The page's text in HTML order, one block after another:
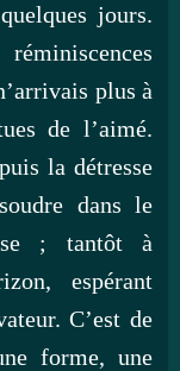
jours.
plus à
de l’aimé.
la détresse
dans le
; tantôt à
espérant
C’est de
forme, une